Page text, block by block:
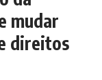
mudar
direitos